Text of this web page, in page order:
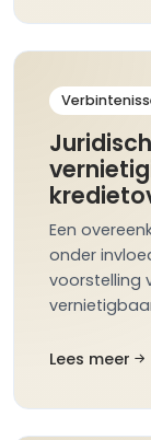
Een
onder
voorstelling
Lees meer